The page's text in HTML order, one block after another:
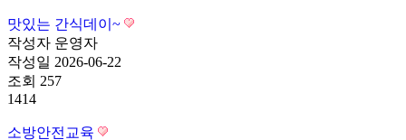
맛있는 간식데이~
작성자 운영자
작성일 2026-06-22
조회 257
1414
소방안전교육